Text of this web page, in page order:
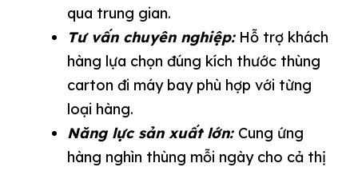
qua trung gian.
Tư vấn chuyên nghiệp:Hỗ trợ khách
hàng lựa chọn đúng kích thước thùng
carton đi máy bay phù hợp với từng
loại hàng.
Năng lực sản xuất lớn: Cung ứng
hàng nghìn thùng mỗi ngày cho cả thị